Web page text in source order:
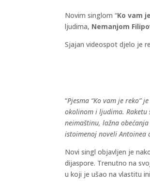
Novim singlom “Ko vam
ljudima, Nemanjom
Sjajan videospot djelo je
“Pjesma “Ko vam je reko”
okolinom i ljudima. Raketu
neimaštinu, lažna
istoimenoj noveli Antoinea
Novi singl objavljen je
dijaspore. Trenutno na
u koji je ušao na vlastitu